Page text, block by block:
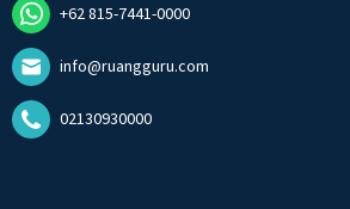
+62 815-7441-0000
info@ruangguru.com
02130930000